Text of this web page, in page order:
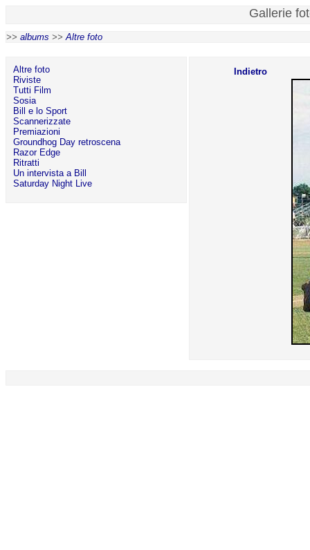
Gallerie
>> albums >>Altre foto
Altre foto
Riviste
Tutti Film
Sosia
Bill e lo Sport
Scannerizzate
Premiazioni
Groundhog Day retroscena
Razor Edge
Ritratti
Un intervista a Bill
Saturday Night Live
Indietro